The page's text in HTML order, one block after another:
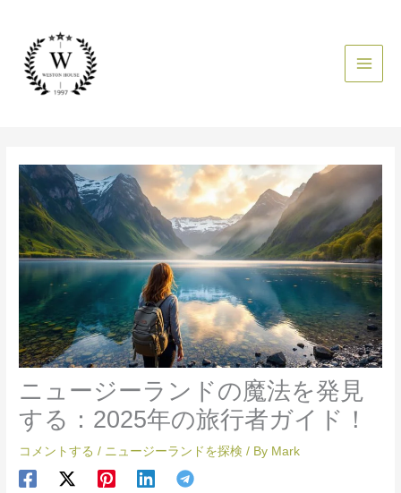
ニュージーランドの魔法を発見
する：2025年の旅行者ガイド！
コメントする / ニュージーランドを探検 / By Mark